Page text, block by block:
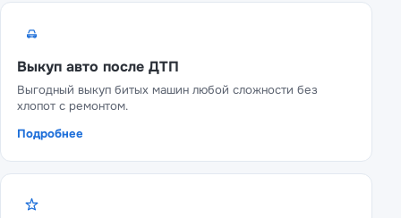
Выкуп авто после ДТП
Выгодный выкуп битых машин любой сложности без
хлопот с ремонтом.
Подробнее